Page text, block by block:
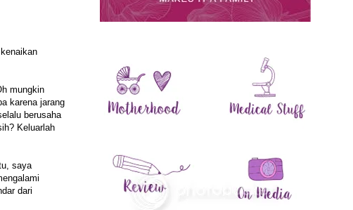
mungkin
karena jarang
berusaha
Keluarlah
saya
dari